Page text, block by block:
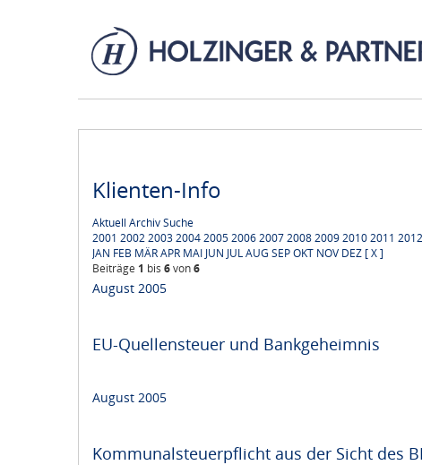
Klienten-Info
Aktuell ArchivSuche
2001 2002200320042005200620072008200920102011 2012
JAN FEB MÄRAPR MAI JUN JULAUG SEPOKT NOV DEZ [ X ]
Beiträge 1 bis 6von6
August 2005
EU-Quellensteuer und Bankgeheimnis
August 2005
Kommunalsteuerpflicht aus der Sicht des